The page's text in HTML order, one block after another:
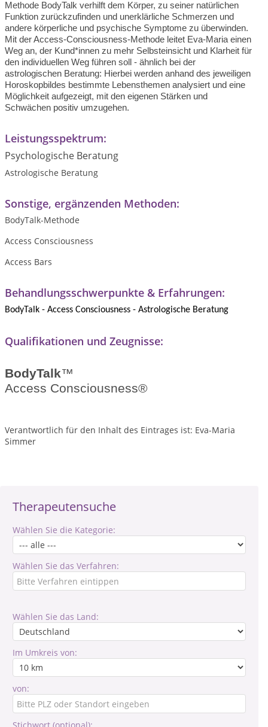
Therapeutensuche
Wählen Sie die Kategorie:
Wählen Sie das Verfahren:
Wählen Sie das Land:
Im Umkreis von:
von:
Methode BodyTalk verhilft dem Körper, zu seiner natürlichen
Funktion zurückzufinden und unerklärliche Schmerzen und
andere körperliche und psychische Symptome zu überwinden.
Mit der Access-Consciousness-Methode leitet Eva-Maria einen
Weg an, der Kund*innen zu mehr Selbsteinsicht und Klarheit für
den individuellen Weg führen soll - ähnlich bei der
astrologischen Beratung: Hierbei werden anhand des jeweiligen
Horoskopbildes bestimmte Lebensthemen analysiert und eine
Möglichkeit aufgezeigt, mit den eigenen Stärken und
Schwächen positiv umzugehen.
Leistungsspektrum:
Psychologische Beratung
Astrologische Beratung
Sonstige, ergänzenden Methoden:
BodyTalk-Methode
Access Consciousness
Access Bars
Behandlungsschwerpunkte & Erfahrungen:
BodyTalk - Access Consciousness - Astrologische Beratung
Qualifikationen und Zeugnisse:
BodyTalk™
Access Consciousness®
Verantwortlich für den Inhalt des Eintrages ist: Eva-Maria
Simmer